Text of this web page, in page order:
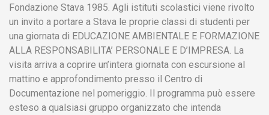
Fondazione Stava 1985. Agli istituti scolastici viene rivolto
un invito a portare a Stava le proprie classi di studenti per
una giornata di EDUCAZIONE AMBIENTALE E FORMAZIONE
ALLA RESPONSABILITA’ PERSONALE E D’IMPRESA. La
visita arriva a coprire un’intera giornata con escursione al
mattino e approfondimento presso il Centro di
Documentazione nel pomeriggio. Il programma può essere
esteso a qualsiasi gruppo organizzato che intenda